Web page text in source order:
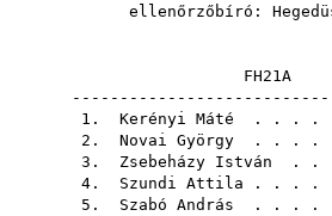
ellenőrzőbíró:
1. Kerényi Máté . . . .
2. Novai György . . . .
3. Zsebeházy István . .
4. Szundi Attila . . . .
5. Szabó András . . . .